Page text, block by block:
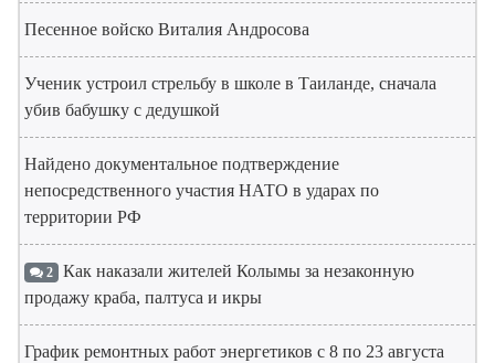
Песенное войско Виталия Андросова
Ученик устроил стрельбу в школе в Таиланде, сначала
убив бабушку с дедушкой
Найдено документальное подтверждение
непосредственного участия НАТО в ударах по
территории РФ
2 Как наказали жителей Колымы за незаконную
продажу краба, палтуса и икры
График ремонтных работ энергетиков с 8 по 23 августа